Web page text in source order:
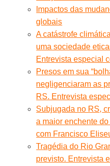
Impactos das
globais
A catástrofe
uma sociedade
Entrevista especial
Presos em sua
negligenciaram as
RS. Entrevista
Subjugada no RS,
a maior enchente
com Francisco
Tragédia do Rio
previsto. Entrevista